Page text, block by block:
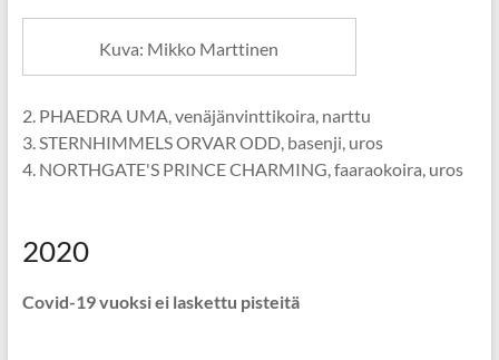
Kuva: Mikko Marttinen
2. PHAEDRA UMA, venäjänvinttikoira, narttu
3. STERNHIMMELS ORVAR ODD, basenji, uros
4. NORTHGATE'S PRINCE CHARMING, faaraokoira, uros
2020
Covid-19 vuoksi ei laskettu pisteitä